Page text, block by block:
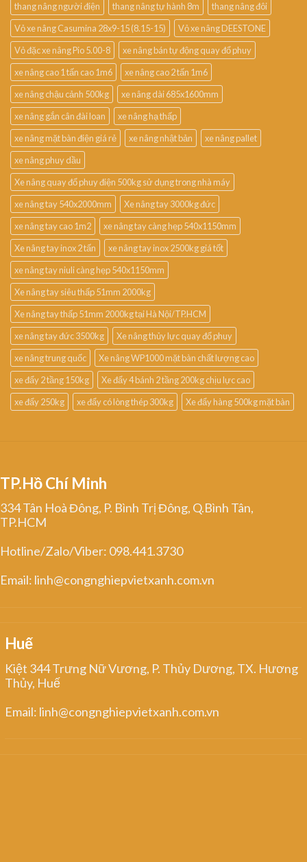
thang nâng người điện
thang nâng tự hành 8m
thang nâng đôi
Vỏ xe nâng Casumina 28x9-15 (8.15-15)
Vỏ xe nâng DEESTONE
Vỏ đặc xe nâng Pio 5.00-8
xe nâng bán tự động quay đổ phuy
xe nâng cao 1 tấn cao 1m6
xe nâng cao 2 tấn 1m6
xe nâng chậu cảnh 500kg
xe nâng dài 685x1600mm
xe nâng gắn cân đài loan
xe nâng hạ thấp
xe nâng mặt bàn điện giá rẻ
xe nâng nhật bản
xe nâng pallet
xe nâng phuy dầu
Xe nâng quay đổ phuy điện 500kg sử dụng trong nhà máy
xe nâng tay 540x2000mm
Xe nâng tay 3000kg đức
xe nâng tay cao 1m2
xe nâng tay càng hẹp 540x1150mm
Xe nâng tay inox 2 tấn
xe nâng tay inox 2500kg giá tốt
xe nâng tay niuli càng hẹp 540x1150mm
Xe nâng tay siêu thấp 51mm 2000kg
Xe nâng tay thấp 51mm 2000kg tại Hà Nội/TP.HCM
xe nâng tay đức 3500kg
Xe nâng thủy lực quay đổ phuy
xe nâng trung quốc
Xe nâng WP1000 mặt bàn chất lượng cao
xe đẩy 2 tầng 150kg
Xe đẩy 4 bánh 2 tầng 200kg chịu lực cao
xe đẩy 250kg
xe đẩy có lòng thép 300kg Xe đẩy hàng 500kg mặt bàn
TP.Hồ Chí Minh
334 Tân Hoà Đông, P. Bình Trị Đông, Q.Bình Tân,
TP.HCM
Hotline/Zalo/Viber: 098.441.3730
Email: linh@congnghiepvietxanh.com.vn
Huế
Kiệt 344 Trưng Nữ Vương, P. Thủy Dương, TX. Hương
Thủy, Huế
Email: linh@congnghiepvietxanh.com.vn